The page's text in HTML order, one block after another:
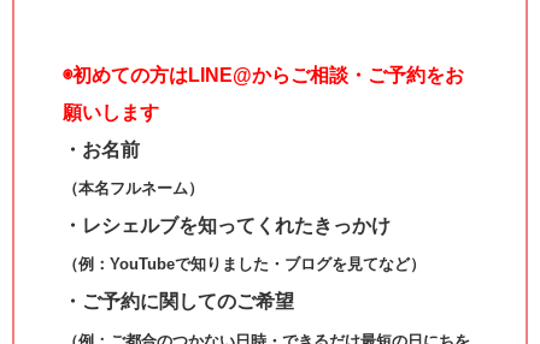
◉初めての方はLINE@からご相談・ご予約をお
願いします
・お名前
（本名フルネーム）
・レシェルブを知ってくれたきっかけ
（例：YouTubeで知りました・ブログを見てなど）
・ご予約に関してのご希望